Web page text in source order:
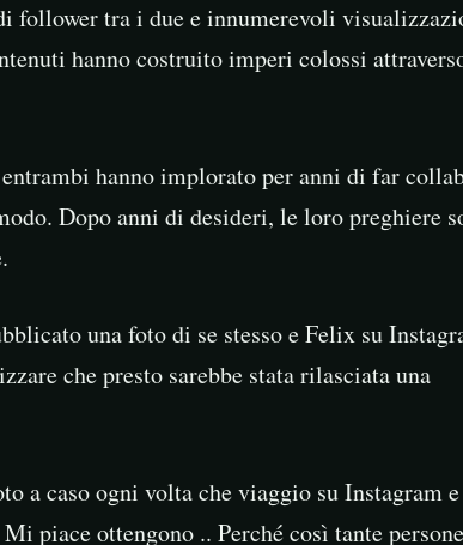
follower tra i due e innumerevoli
hanno costruito imperi colossi
hanno implorato per anni di far
Dopo anni di desideri, le loro preghiere
una foto di se stesso e Felix su
che presto sarebbe stata rilasciata una
a caso ogni volta che viaggio su Instagram
piace ottengono .. Perché così tante